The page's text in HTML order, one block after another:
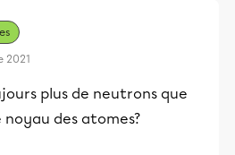
2021
plus de neutrons que
des atomes?